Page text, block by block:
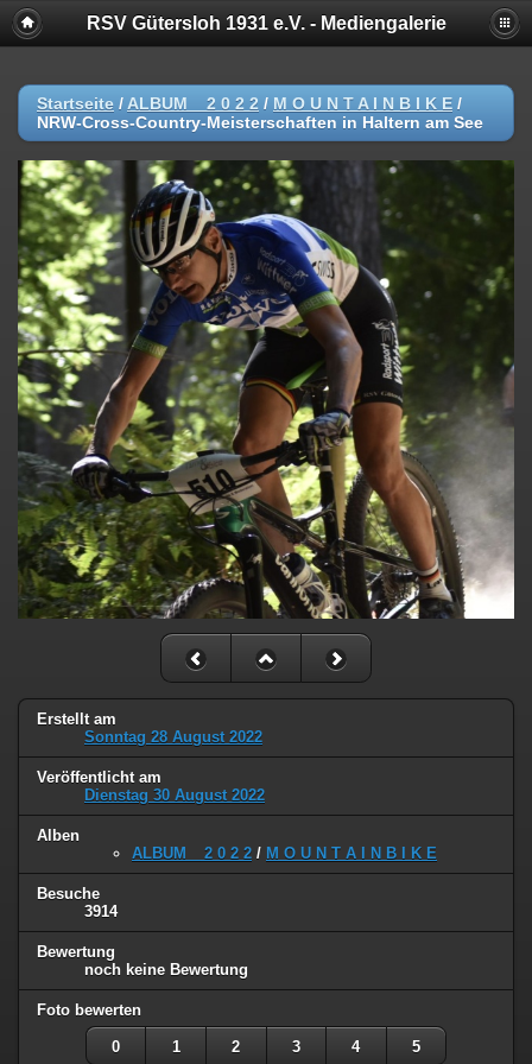
RSV Gütersloh 1931 e.V. - Mediengalerie
Startseite / ALBUM _ 2 0 2 2 / M O U N T A I N B I K E /
NRW-Cross-Country-Meisterschaften in Haltern am See
Erstellt am
Sonntag 28 August 2022
Veröffentlicht am
Dienstag 30 August 2022
Alben
ALBUM _ 2 0 2 2 / M O U N T A I N B I K E
Besuche
3914
Bewertung
noch keine Bewertung
Foto bewerten
0 1 2 3 4 5